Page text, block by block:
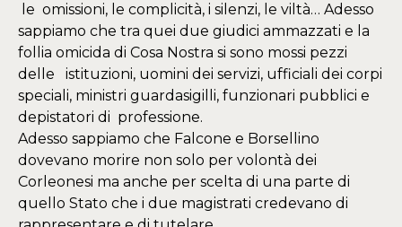
le omissioni, le complicità, i silenzi, le viltà… Adesso
sappiamo che tra quei due giudici ammazzati e la
follia omicida di Cosa Nostra si sono mossi pezzi
delle istituzioni, uomini dei servizi, ufficiali dei corpi
speciali, ministri guardasigilli, funzionari pubblici e
depistatori di professione.
Adesso sappiamo che Falcone e Borsellino
dovevano morire non solo per volontà dei
Corleonesi ma anche per scelta di una parte di
quello Stato che i due magistrati credevano di